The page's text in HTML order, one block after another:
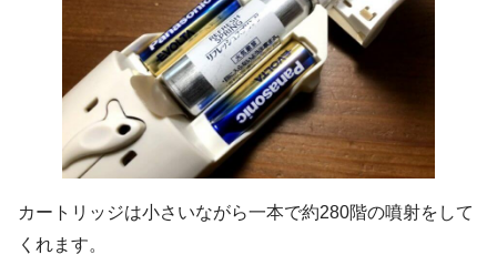
カートリッジは小さいながら一本で約280階の噴射をして
くれます。